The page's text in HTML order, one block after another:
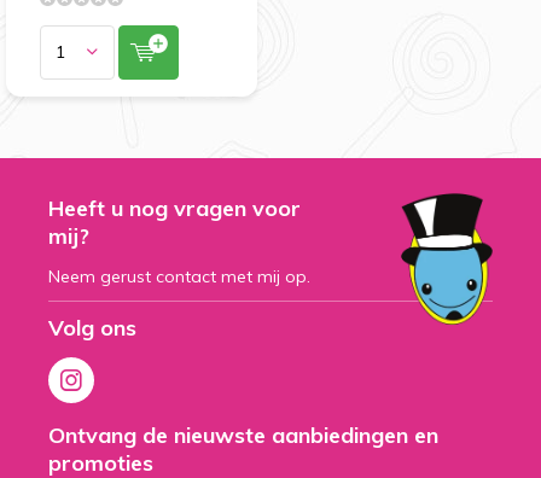
Heeft u nog vragen voor
mij?
Neem gerust contact met mij op.
Volg ons
Ontvang de nieuwste aanbiedingen en
promoties